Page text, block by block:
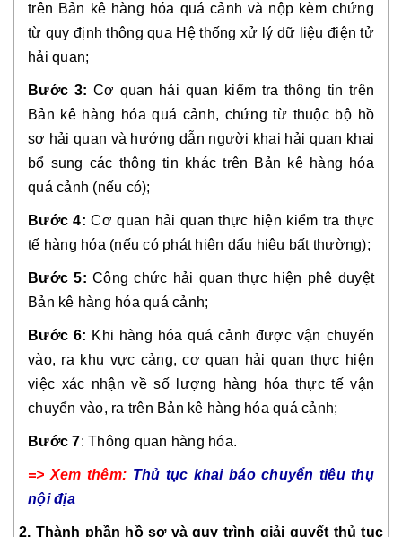
trên Bản kê hàng hóa quá cảnh và nộp kèm chứng
từ quy định thông qua Hệ thống xử lý dữ liệu điện tử
hải quan;
Bước 3: Cơ quan hải quan kiểm tra thông tin trên
Bản kê hàng hóa quá cảnh, chứng từ thuộc bộ hồ
sơ hải quan và hướng dẫn người khai hải quan khai
bổ sung các thông tin khác trên Bản kê hàng hóa
quá cảnh (nếu có);
Bước 4: Cơ quan hải quan thực hiện kiểm tra thực
tế hàng hóa (nếu có phát hiện dấu hiệu bất thường);
Bước 5: Công chức hải quan thực hiện phê duyệt
Bản kê hàng hóa quá cảnh;
Bước 6: Khi hàng hóa quá cảnh được vận chuyển
vào, ra khu vực cảng, cơ quan hải quan thực hiện
việc xác nhận về số lượng hàng hóa thực tế vận
chuyển vào, ra trên Bản kê hàng hóa quá cảnh;
Bước 7: Thông quan hàng hóa.
=> Xem thêm: Thủ tục khai báo chuyển tiêu thụ
nội địa
2. Thành phần hồ sơ và quy trình giải quyết thủ tục